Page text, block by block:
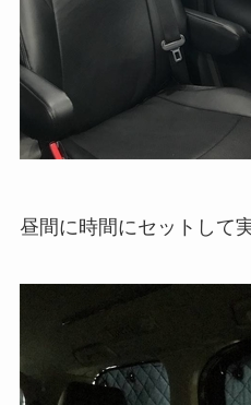
昼間に時間にセットして